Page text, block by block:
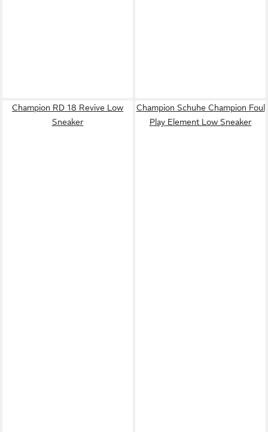
Champion RD 18 Revive Low
Sneaker
Champion Schuhe Champion Foul
Play Element Low Sneaker